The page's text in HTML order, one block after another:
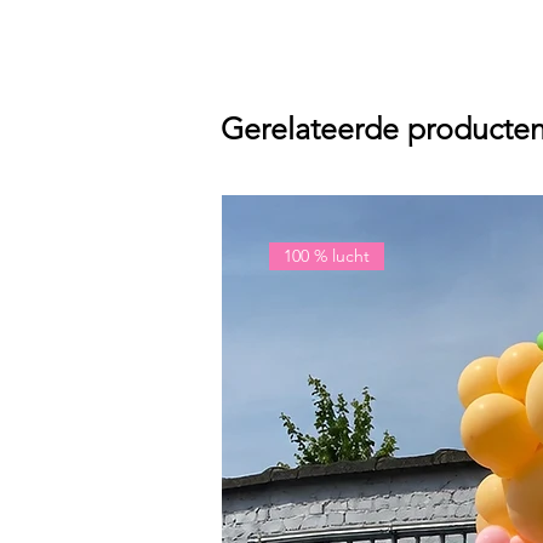
Gerelateerde
100 % lucht